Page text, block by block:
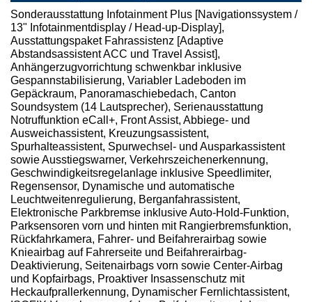
Sonderausstattung Infotainment Plus [Navigationssystem /
13" Infotainmentdisplay / Head-up-Display],
Ausstattungspaket Fahrassistenz [Adaptive
Abstandsassistent ACC und Travel Assist],
Anhängerzugvorrichtung schwenkbar inklusive
Gespannstabilisierung, Variabler Ladeboden im
Gepäckraum, Panoramaschiebedach, Canton
Soundsystem (14 Lautsprecher), Serienausstattung
Notruffunktion eCall+, Front Assist, Abbiege- und
Ausweichassistent, Kreuzungsassistent,
Spurhalteassistent, Spurwechsel- und Ausparkassistent
sowie Ausstiegswarner, Verkehrszeichenerkennung,
Geschwindigkeitsregelanlage inklusive Speedlimiter,
Regensensor, Dynamische und automatische
Leuchtweitenregulierung, Berganfahrassistent,
Elektronische Parkbremse inklusive Auto-Hold-Funktion,
Parksensoren vorn und hinten mit Rangierbremsfunktion,
Rückfahrkamera, Fahrer- und Beifahrerairbag sowie
Knieairbag auf Fahrerseite und Beifahrerairbag-
Deaktivierung, Seitenairbags vorn sowie Center-Airbag
und Kopfairbags, Proaktiver Insassenschutz mit
Heckaufprallerkennung, Dynamischer Fernlichtassistent,